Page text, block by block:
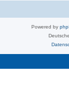
Powered by